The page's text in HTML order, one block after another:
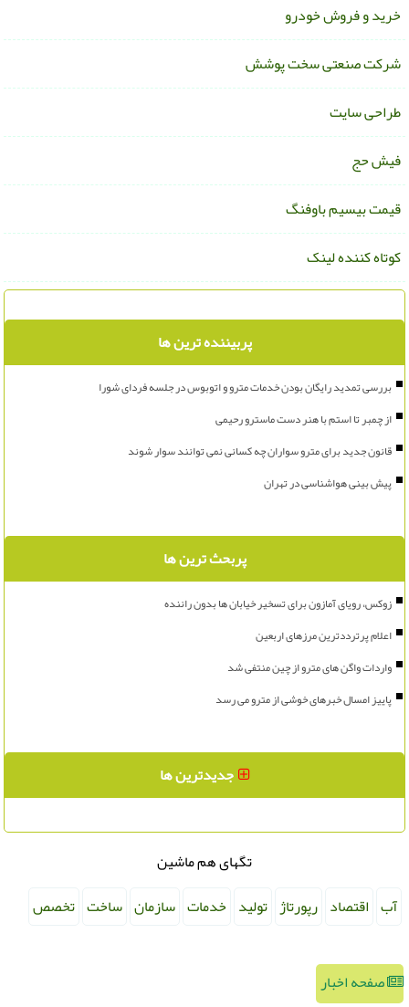
و فروش خودرو
صنعتی سخت پوشش
سایت
حج
بیسیم باوفنگ
کننده لینک
پربیننده ترین ها
بررسی تمدید رایگان بودن خدمات مترو و اتوبوس در جلسه فردای شورا
از چمبر تا استم با هنر دست ماسترو رحیمی
قانون جدید برای مترو سواران چه کسانی نمی توانند سوار شوند
پیش بینی هواشناسی در تهران
پربحث ترین ها
زوکس، رویای آمازون برای تسخیر خیابان ها بدون راننده
اعلام پرترددترین مرزهای اربعین
واردات واگن های مترو از چین منتفی شد
پاییز امسال خبرهای خوشی از مترو می رسد
جدیدترین ها
تگهای هم ماشین
آب
اقتصاد رپورتاژ تولید خدمات سازمان ساخت تخصص
صفحه اخبار